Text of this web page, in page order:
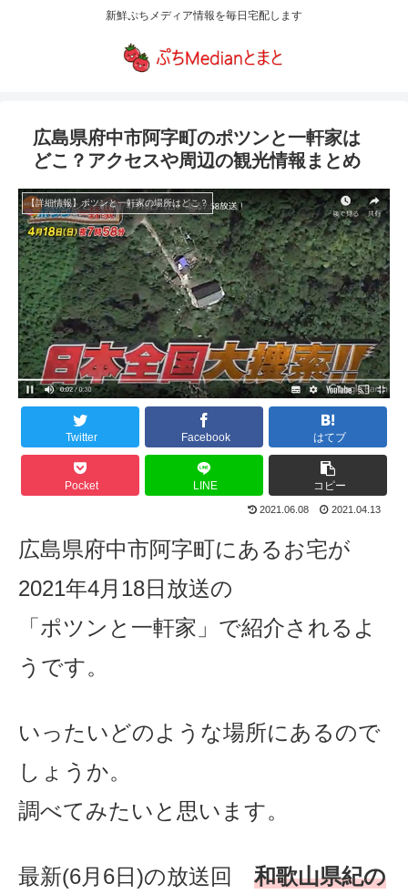
新鮮ぷちメディア情報を毎日宅配します
広島県府中市阿字町のポツンと一軒家は
どこ？アクセスや周辺の観光情報まとめ
【詳細情報】ポツンと一軒家の場所はどこ？
Twitter Facebook はてブ
Pocket LINE コピー
2021.06.08 2021.04.13
広島県府中市阿字町にあるお宅が
2021年4月18日放送の
「ポツンと一軒家」 で紹介されるよ
うです。
いったいどのような場所にあるので
しょうか。
調べてみたいと思います。
最新(6月6日)の放送回 和歌山県紀の